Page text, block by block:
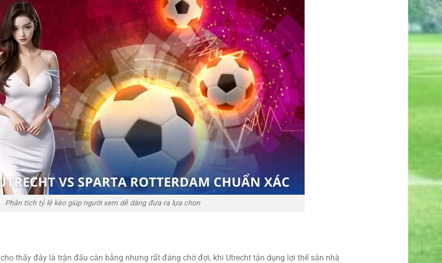
Phân tích tỷ lệ kèo giúp người xem dễ dàng đưa ra lựa chọn
cho thấy đây là trận đấu cân bằng nhưng rất đáng chờ đợi, khi Utrecht tận dụng lợi thế sân nhà